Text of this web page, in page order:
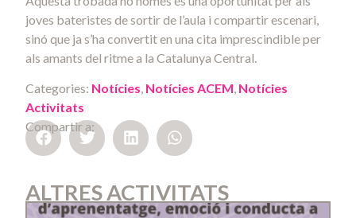
joves bateristes de sortir de l’aula i compartir escenari,
sinó que ja s’ha convertit en una cita imprescindible per
als amants del ritme a la Catalunya Central.
Categories: Notícies, Notícies ACEM, Notícies
Activitats
Compartir a:
ALTRES ACTIVITATS